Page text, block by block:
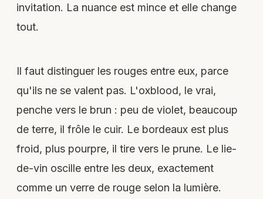
invitation. La nuance est mince et elle change
tout.
Il faut distinguer les rouges entre eux, parce
qu'ils ne se valent pas. L'oxblood, le vrai,
penche vers le brun : peu de violet, beaucoup
de terre, il frôle le cuir. Le bordeaux est plus
froid, plus pourpre, il tire vers le prune. Le lie-
de-vin oscille entre les deux, exactement
comme un verre de rouge selon la lumière.